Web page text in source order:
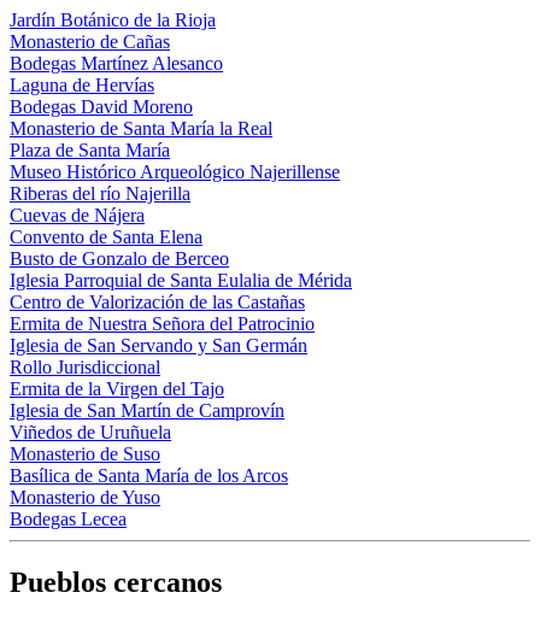
Jardín Botánico de la Rioja
Monasterio de Cañas
Bodegas Martínez Alesanco
Laguna de Hervías
Bodegas David Moreno
Monasterio de Santa María la Real
Plaza de Santa María
Museo Histórico Arqueológico Najerillense
Riberas del río Najerilla
Cuevas de Nájera
Convento de Santa Elena
Busto de Gonzalo de Berceo
Iglesia Parroquial de Santa Eulalia de Mérida
Centro de Valorización de las Castañas
Ermita de Nuestra Señora del Patrocinio
Iglesia de San Servando y San Germán
Rollo Jurisdiccional
Ermita de la Virgen del Tajo
Iglesia de San Martín de Camprovín
Viñedos de Uruñuela
Monasterio de Suso
Basílica de Santa María de los Arcos
Monasterio de Yuso
Bodegas Lecea
Pueblos cercanos